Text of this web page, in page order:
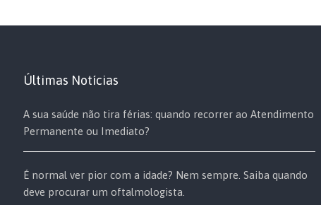
Últimas Notícias
A sua saúde não tira férias: quando recorrer ao Atendimento
Permanente ou Imediato?
É normal ver pior com a idade? Nem sempre. Saiba quando
deve procurar um oftalmologista.